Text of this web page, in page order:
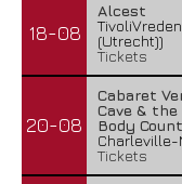
18-08
Alcest
(Utrecht))
Tickets
20-08
Cabaret
Cave & the
Body
Charleville-
Tickets